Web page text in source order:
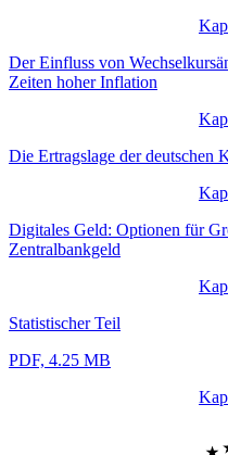
Der Einfluss von
Zeiten hoher Inflation
Die Ertragslage der deutschen
Digitales Geld: Optionen für
Zentralbankgeld
Statistischer Teil
PDF, 4.25 MB